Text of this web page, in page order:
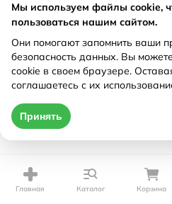
Главная Каталог Корзина
Мы используем файлы cookie,
пользоваться нашим сайтом.
Они помогают запомнить ваши
безопасность данных. Вы
cookie в своем браузере.
соглашаетесь с их
Принять